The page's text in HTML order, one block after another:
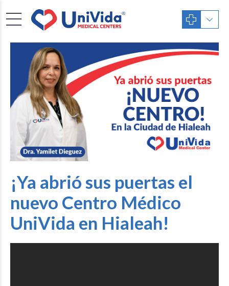
¡Ya abrió sus puertas el
nuevo Centro Médico
UniVida en Hialeah!